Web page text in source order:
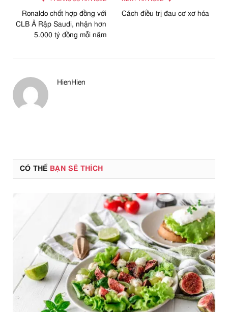
Ronaldo chốt hợp đồng với
CLB Ả Rập Saudi, nhận hơn
5.000 tỷ đồng mỗi năm
Cách điều trị đau cơ xơ hóa
HienHien
CÓ THỂ BẠN SẼ THÍCH